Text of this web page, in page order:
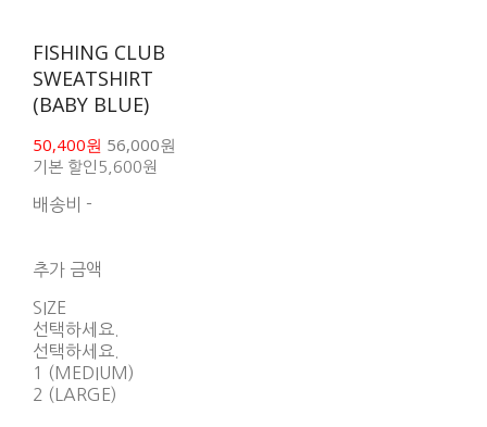
FISHING CLUB
SWEATSHIRT
(BABY BLUE)
50,400원 56,000원
기본 할인 5,600원
배송비 -
추가 금액
SIZE
선택하세요.
선택하세요.
1 (MEDIUM)
2 (LARGE)